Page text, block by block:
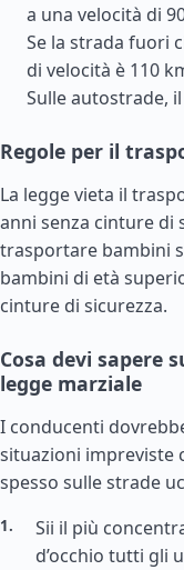
a una velocità di
Se la strada fuori
di velocità è 110
Sulle autostrade,
Regole per il
La legge vieta il
anni senza cinture di
trasportare bambini
bambini di età
cinture di sicurezza.
Cosa devi sapere
legge marziale
I conducenti
situazioni impreviste
spesso sulle strade
Sii il più
d’occhio tutti gli